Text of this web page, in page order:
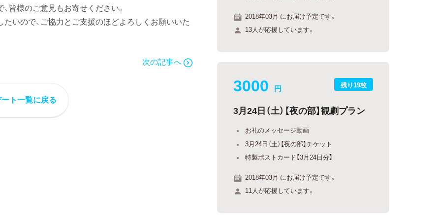
皆様のご意見もお寄せください。
いので、ご協力とご支援のほどよろしくお願いいた
次の記事へ
ト一覧に戻る
2018年03月 にお届け予定です。
13人が応援しています。
残り19枚
3000 円
3月24日（土）【夜の部】観劇プラン
お礼のメッセージ動画
3月24日（土）【夜の部】チケット
特製ポストカード【3月24日分】
2018年03月 にお届け予定です。
11人が応援しています。